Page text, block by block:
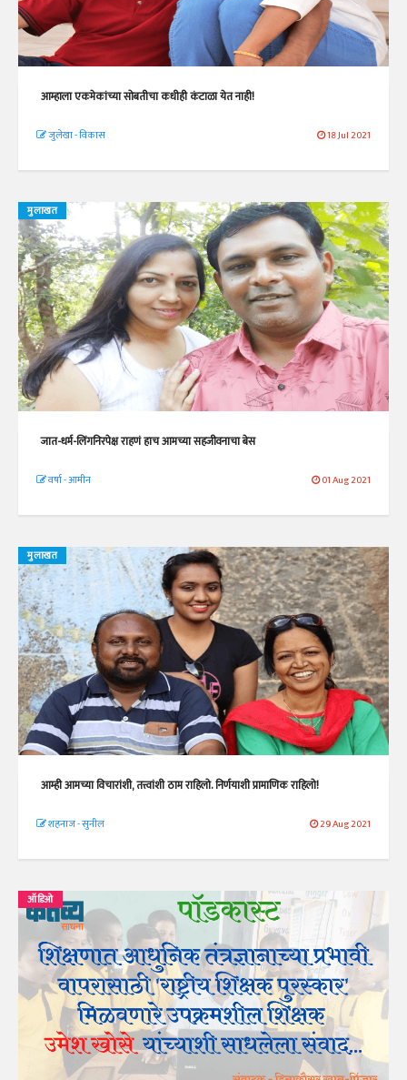
आम्हाला एकमेकांच्या सोबतीचा कधीही कंटाळा येत नाही!
जुलेखा - विकास 18 Jul 2021
मुलाखत
जात-धर्म-लिंगनिरपेक्ष राहणं हाच आमच्या सहजीवनाचा बेस
वर्षा - आमीन 01 Aug 2021
मुलाखत
आम्ही आमच्या विचारांशी, तत्त्वांशी ठाम राहिलो. निर्णयाशी प्रामाणिक राहिलो!
शहनाज - सुनील 29 Aug 2021
ऑडिओ